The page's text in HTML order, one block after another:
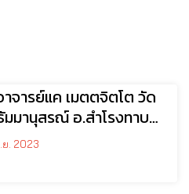
จารย์แค เมตตจิตโต วัด
มานุสรณ์ อ.สำโรงทาบ
ทร์
.ย. 2023